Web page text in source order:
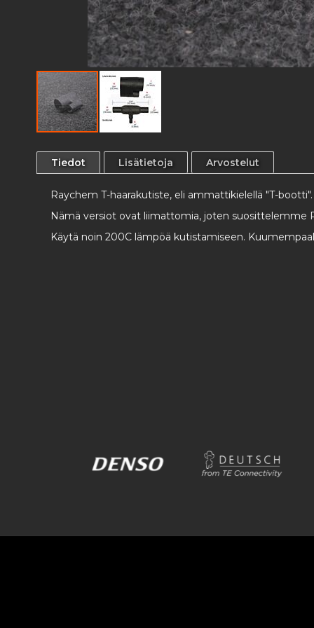
to
the
gallery
Tiedot
Raychem T-haarakutiste, eli ammattikielellä "T-bootti".
Nämä versiot ovat liimattomia, joten suosittelemme
Käytä noin 200C lämpöä kutistamiseen.
Lisätietoja Arvostelut